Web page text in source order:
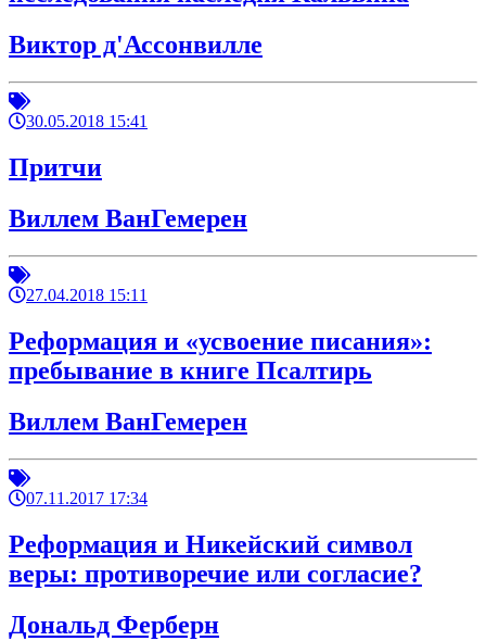
Виктор д'Ассонвилле
30.05.2018 15:41
Притчи
Виллем ВанГемерен
27.04.2018 15:11
Реформация и «усвоение писания»:
пребывание в книге Псалтирь
Виллем ВанГемерен
07.11.2017 17:34
Реформация и Никейский символ
веры: противоречие или согласие?
Дональд Ферберн